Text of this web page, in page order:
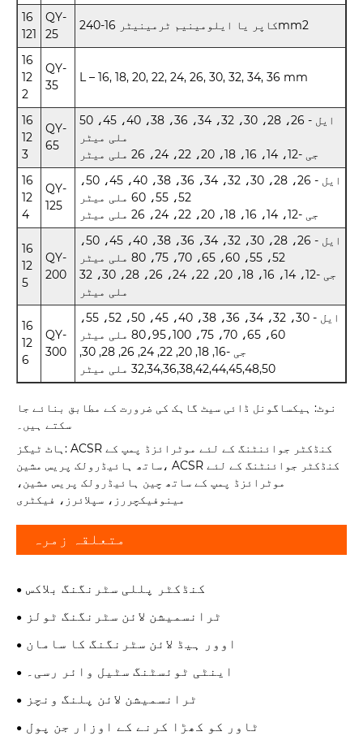
16
121
QY-
25
کاپر یا ایلومینیم ٹرمینیٹر 16-240mm2
16
12
2
QY-
35
L – 16, 18, 20, 22, 24, 26, 30, 32, 34, 36 mm
16
12
3
QY-
65
ایل - 26، 28، 30، 32، 34، 36، 38، 40، 45، 50
ملی میٹر
جی -12، 14، 16، 18، 20، 22، 24، 26 ملی میٹر
16
12
4
QY-
125
ایل - 26، 28، 30، 32، 34، 36، 38، 40، 45، 50،
52، 55، 60 ملی میٹر
جی -12، 14، 16، 18، 20، 22، 24، 26 ملی میٹر
16
12
5
QY-
200
ایل - 26، 28، 30، 32، 34، 36، 38، 40، 45، 50،
52، 55، 60، 65، 70، 75، 80 ملی میٹر
جی -12، 14، 16، 18، 20، 22، 24، 26، 28، 30، 32
ملی میٹر
16
12
6
QY-
300
ایل - 30، 32، 34، 36، 38، 40، 45، 50، 52، 55،
60، 65، 70، 75، 80،95،100 ملی میٹر
جی -16, 18, 20, 22, 24, 26, 28, 30,
32,34,36,38,42,44,45,48,50 ملی میٹر
نوٹ: ہیکساگونل ڈائی سیٹ گاہک کی ضرورت کے مطابق بنائے جا
سکتے ہیں۔
ہاٹ ٹیگز: ACSR کنڈکٹر جوائنٹنگ کے لئے موٹرائزڈ پمپ کے
ساتھ ہائیڈرولک پریس مشین، ACSR کنڈکٹر جوائنٹنگ کے لئے
موٹرائزڈ پمپ کے ساتھ چین ہائیڈرولک پریس مشین،
مینوفیکچررز، سپلائرز، فیکٹری
متعلقہ زمرہ
کنڈکٹر پللی سٹرنگنگ بلاکس
ٹرانسمیشن لائن سٹرنگنگ ٹولز
اوور ہیڈ لائن سٹرنگنگ کا سامان
اینٹی ٹوئسٹنگ سٹیل وائر رسی۔
ٹرانسمیشن لائن پلنگ ونچز
ٹاور کو کھڑا کرنے کے اوزار جن پول